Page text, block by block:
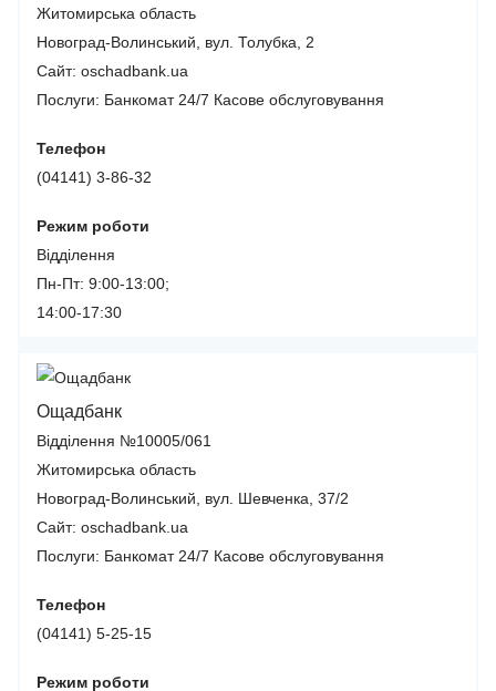
Житомирська область
Новоград-Волинський, вул. Толубка, 2
Сайт: oschadbank.ua
Послуги: Банкомат 24/7 Касове обслуговування
Телефон
(04141) 3-86-32
Режим роботи
Відділення
Пн-Пт: 9:00-13:00;
14:00-17:30
Ощадбанк
Відділення №10005/061
Житомирська область
Новоград-Волинський, вул. Шевченка, 37/2
Сайт: oschadbank.ua
Послуги: Банкомат 24/7 Касове обслуговування
Телефон
(04141) 5-25-15
Режим роботи